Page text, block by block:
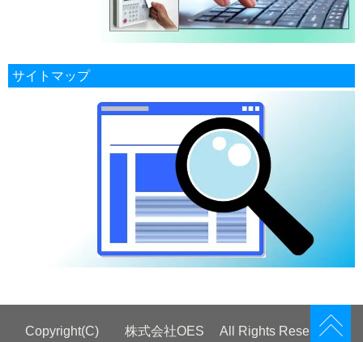
サイトマップ
Copyright(C) 株式会社OES All Rights Reserved.